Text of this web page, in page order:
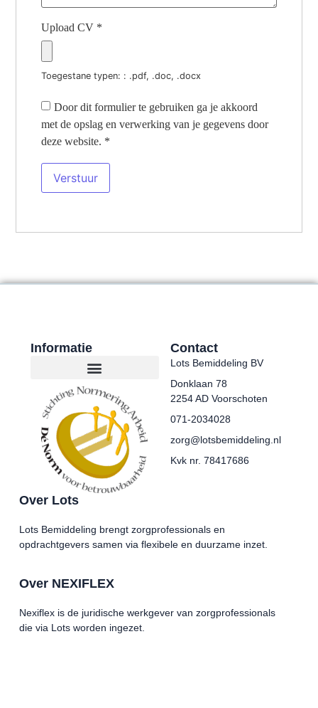
Upload CV *
Toegestane typen: : .pdf, .doc, .docx
Door dit formulier te gebruiken ga je akkoord
met de opslag en verwerking van je gegevens door
deze website. *
Over Lots
Lots Bemiddeling brengt zorgprofessionals en
opdrachtgevers samen via flexibele en duurzame inzet.
Over NEXIFLEX
Nexiflex is de juridische werkgever van zorgprofessionals
die via Lots worden ingezet.
Informatie Contact
Lots Bemiddeling BV
Donklaan 78
2254 AD Voorschoten
071-2034028
zorg@lotsbemiddeling.nl
Kvk nr. 78417686